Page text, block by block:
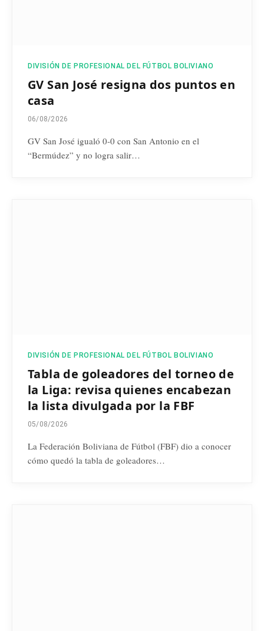
DIVISIÓN DE PROFESIONAL DEL FÚTBOL BOLIVIANO
GV San José resigna dos puntos en
casa
06/08/2026
GV San José igualó 0-0 con San Antonio en el
“Bermúdez” y no logra salir…
DIVISIÓN DE PROFESIONAL DEL FÚTBOL BOLIVIANO
Tabla de goleadores del torneo de
la Liga: revisa quienes encabezan
la lista divulgada por la FBF
05/08/2026
La Federación Boliviana de Fútbol (FBF) dio a conocer
cómo quedó la tabla de goleadores…